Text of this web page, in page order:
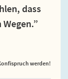
dass
werden!